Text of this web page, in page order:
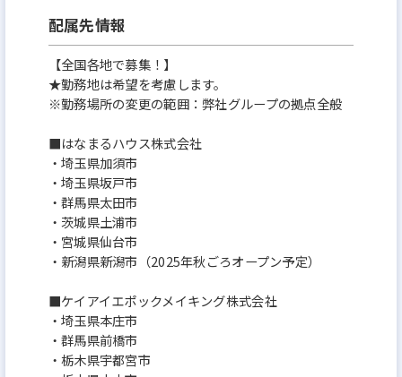
配属先情報
【全国各地で募集！】
★勤務地は希望を考慮します。
※勤務場所の変更の範囲：弊社グループの拠点全般
■はなまるハウス株式会社
・埼玉県加須市
・埼玉県坂戸市
・群馬県太田市
・茨城県土浦市
・宮城県仙台市
・新潟県新潟市（2025年秋ごろオープン予定）
■ケイアイエポックメイキング株式会社
・埼玉県本庄市
・群馬県前橋市
・栃木県宇都宮市